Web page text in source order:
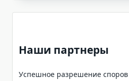
Наши партнеры
Успешное разрешение споров